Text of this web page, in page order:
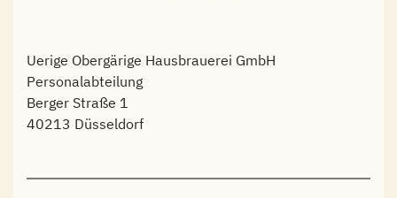
Uerige Obergärige Hausbrauerei GmbH
Personalabteilung
Berger Straße 1
40213 Düsseldorf